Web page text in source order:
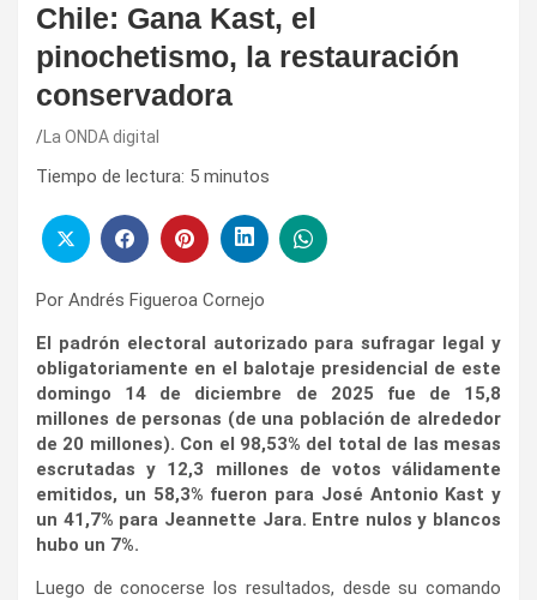
Chile: Gana Kast, el
pinochetismo, la restauración
conservadora
La ONDA digital
Tiempo de lectura: 5 minutos
Por Andrés Figueroa Cornejo
El padrón electoral autorizado para sufragar legal y
obligatoriamente en el balotaje presidencial de este
domingo 14 de diciembre de 2025 fue de 15,8
millones de personas (de una población de alrededor
de 20 millones). Con el 98,53% del total de las mesas
escrutadas y 12,3 millones de votos válidamente
emitidos, un 58,3% fueron para José Antonio Kast y
un 41,7% para Jeannette Jara. Entre nulos y blancos
hubo un 7%.
Luego de conocerse los resultados, desde su comando